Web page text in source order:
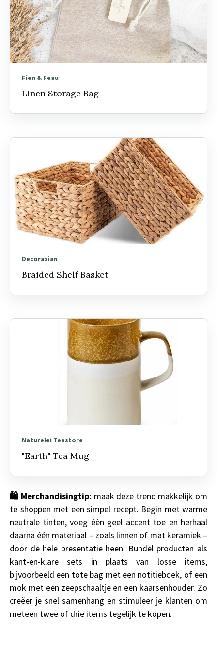
Fien & Feau
Linen Storage Bag
Decorasian
Braided Shelf Basket
Naturelei Teestore
"Earth" Tea Mug
🛍️ Merchandisingtip: maak deze trend makkelijk om
te shoppen met een simpel recept. Begin met warme
neutrale tinten, voeg één geel accent toe en herhaal
daarna één materiaal – zoals linnen of mat keramiek –
door de hele presentatie heen. Bundel producten als
kant-en-klare sets in plaats van losse items,
bijvoorbeeld een tote bag met een notitieboek, of een
mok met een zeepschaaltje en een kaarsenhouder. Zo
creëer je snel samenhang en stimuleer je klanten om
meteen twee of drie items tegelijk te kopen.